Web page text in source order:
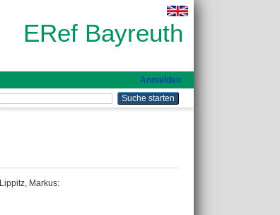
ERef Bayreuth
Anmelden
Lippitz, Markus: